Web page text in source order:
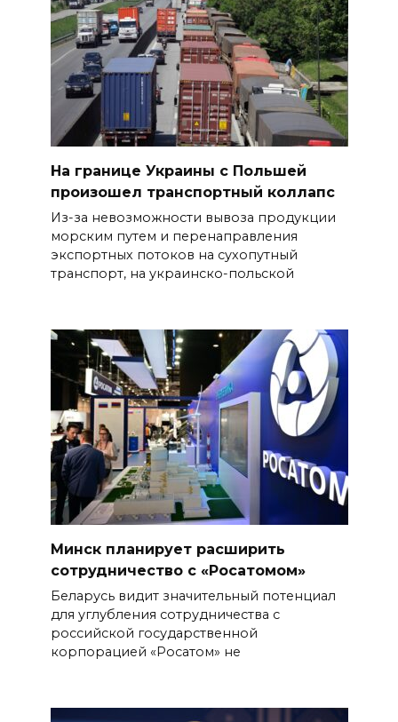
На границе Украины с Польшей
произошел транспортный коллапс
Из-за невозможности вывоза продукции
морским путем и перенаправления
экспортных потоков на сухопутный
транспорт, на украинско-польской
Минск планирует расширить
сотрудничество с «Росатомом»
Беларусь видит значительный потенциал
для углубления сотрудничества с
российской государственной
корпорацией «Росатом» не